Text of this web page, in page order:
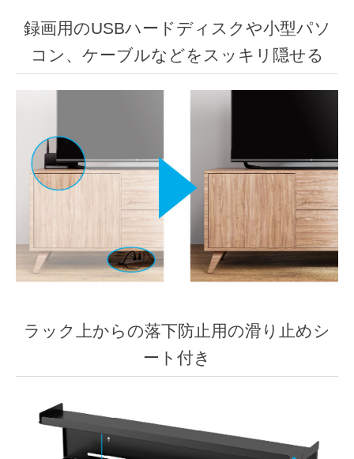
録画用のUSBハードディスクや小型パソ
コン、ケーブルなどをスッキリ隠せる
ラック上からの落下防止用の滑り止めシ
ート付き